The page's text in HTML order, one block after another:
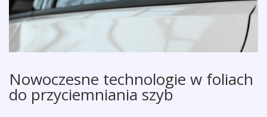
Nowoczesne technologie w foliach
do przyciemniania szyb